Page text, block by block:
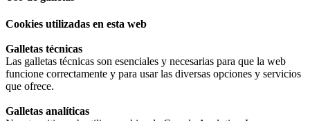
Cookies utilizadas en esta web
Galletas técnicas
Las galletas técnicas son esenciales y necesarias para que la web
funcione correctamente y para usar las diversas opciones y servicios
que ofrece.
Galletas analíticas